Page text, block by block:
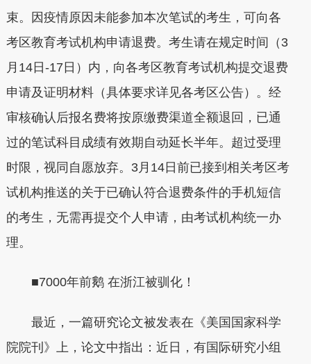
束。因疫情原因未能参加本次笔试的考生，可向各
考区教育考试机构申请退费。考生请在规定时间（3
月14日-17日）内，向各考区教育考试机构提交退费
申请及证明材料（具体要求详见各考区公告）。经
审核确认后报名费将按原缴费渠道全额退回，已通
过的笔试科目成绩有效期自动延长半年。超过受理
时限，视同自愿放弃。3月14日前已接到相关考区考
试机构推送的关于已确认符合退费条件的手机短信
的考生，无需再提交个人申请，由考试机构统一办
理。
■7000年前鹅 在浙江被驯化！
最近，一篇研究论文被发表在《美国国家科学
院院刊》上，论文中指出：近日，有国际研究小组